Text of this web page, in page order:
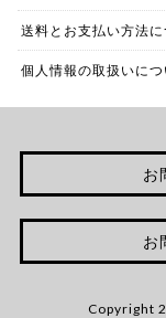
送料とお支払い方法に
個人情報の取扱いにつ
お
お
Copyright